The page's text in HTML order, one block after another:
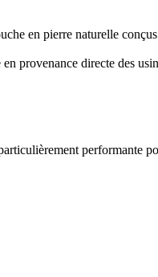
en pierre naturelle
provenance directe des
performante